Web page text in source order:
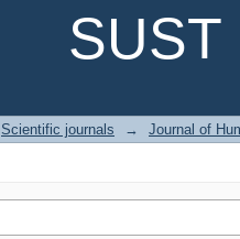
SUST
Scientific journals → Journal of